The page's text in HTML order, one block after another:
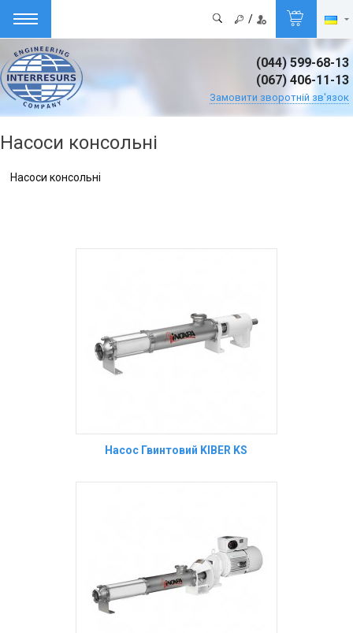
/
(044) 599-68-13
(067) 406-11-13
Замовити зворотній зв'язок
Насоси консольні
Насоси консольні
Насос Гвинтовий KIBER KS